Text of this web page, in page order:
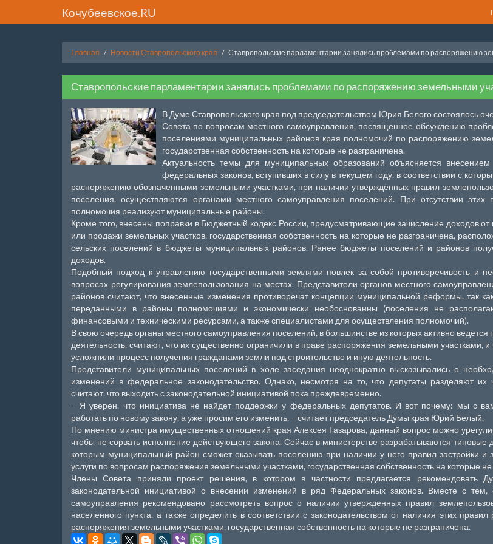
Кочубеевское.RU
Главная Новости Ставропольского края Ставропольские парламентарии занялись проблемами по распоряжению
Ставропольские парламентарии занялись проблемами по распоряжению земельными
В Думе Ставропольского края под председательством Юрия Белого состоялось
Совета по вопросам местного самоуправления, посвященное обсуждению
поселениями муниципальных районов края полномочий по распоряжению
государственная собственность на которые не разграничена.
Актуальность темы для муниципальных образований объясняется
федеральных законов, вступивших в силу в текущем году, в соответствии с
распоряжению обозначенными земельными участками, при наличии утверждённых правил
поселения, осуществляются органами местного самоуправления поселений. При отсутствии этих
полномочия реализуют муниципальные районы.
Кроме того, внесены поправки в Бюджетный кодекс России, предусматривающие зачисление доходов от
или продажи земельных участков, государственная собственность на которые не разграничена,
сельских поселений в бюджеты муниципальных районов. Ранее бюджеты поселений и районов
доходов.
Подобный подход к управлению государственными землями повлек за собой противоречивость и
вопросах регулирования землепользования на местах. Представители органов местного
районов считают, что внесенные изменения противоречат концепции муниципальной реформы, так
переданными в районы полномочиями и экономически необоснованны (поселения не
финансовыми и техническими ресурсами, а также специалистами для осуществления полномочий).
В свою очередь органы местного самоуправления поселений, в большинстве из которых активно ведется
деятельность, считают, что их существенно ограничили в праве распоряжения земельными участками, и
усложнили процесс получения гражданами земли под строительство и иную деятельность.
Представители муниципальных поселений в ходе заседания неоднократно высказывались о
изменений в федеральное законодательство. Однако, несмотря на то, что депутаты разделяют их
считают, что выходить с законодательной инициативой пока преждевременно.
– Я уверен, что инициатива не найдет поддержки у федеральных депутатов. И вот почему: мы с
работать по новому закону, а уже просим его изменить, – считает председатель Думы края Юрий Белый.
По мнению министра имущественных отношений края Алексея Газарова, данный вопрос можно
чтобы не сорвать исполнение действующего закона. Сейчас в министерстве разрабатываются типовые
которым муниципальный район сможет оказывать поселению при наличии у него правил застройки и
услуги по вопросам распоряжения земельными участками, государственная собственность на которые не
Члены Совета приняли проект решения, в котором в частности предлагается рекомендовать
законодательной инициативой о внесении изменений в ряд Федеральных законов. Вместе с тем,
самоуправления рекомендовано рассмотреть вопрос о наличии утвержденных правил
населенного пункта, а также определить в соответствии с законодательством от наличия этих
распоряжения земельными участками, государственная собственность на которые не разграничена.